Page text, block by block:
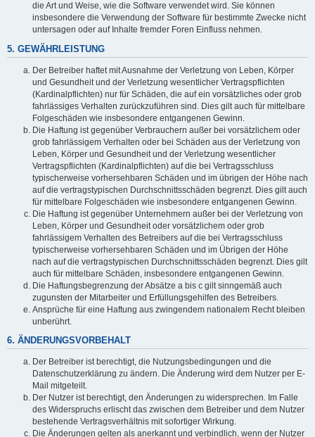
die Art und Weise, wie die Software verwendet wird. Sie können
insbesondere die Verwendung der Software für bestimmte Zwecke nicht
untersagen oder auf Inhalte fremder Foren Einfluss nehmen.
5. GEWÄHRLEISTUNG
Der Betreiber haftet mit Ausnahme der Verletzung von Leben, Körper
und Gesundheit und der Verletzung wesentlicher Vertragspflichten
(Kardinalpflichten) nur für Schäden, die auf ein vorsätzliches oder grob
fahrlässiges Verhalten zurückzuführen sind. Dies gilt auch für mittelbare
Folgeschäden wie insbesondere entgangenen Gewinn.
Die Haftung ist gegenüber Verbrauchern außer bei vorsätzlichem oder
grob fahrlässigem Verhalten oder bei Schäden aus der Verletzung von
Leben, Körper und Gesundheit und der Verletzung wesentlicher
Vertragspflichten (Kardinalpflichten) auf die bei Vertragsschluss
typischerweise vorhersehbaren Schäden und im übrigen der Höhe nach
auf die vertragstypischen Durchschnittsschäden begrenzt. Dies gilt auch
für mittelbare Folgeschäden wie insbesondere entgangenen Gewinn.
Die Haftung ist gegenüber Unternehmern außer bei der Verletzung von
Leben, Körper und Gesundheit oder vorsätzlichem oder grob
fahrlässigem Verhalten des Betreibers auf die bei Vertragsschluss
typischerweise vorhersehbaren Schäden und im Übrigen der Höhe
nach auf die vertragstypischen Durchschnittsschäden begrenzt. Dies gilt
auch für mittelbare Schäden, insbesondere entgangenen Gewinn.
Die Haftungsbegrenzung der Absätze a bis c gilt sinngemäß auch
zugunsten der Mitarbeiter und Erfüllungsgehilfen des Betreibers.
Ansprüche für eine Haftung aus zwingendem nationalem Recht bleiben
unberührt.
6. ÄNDERUNGSVORBEHALT
Der Betreiber ist berechtigt, die Nutzungsbedingungen und die
Datenschutzerklärung zu ändern. Die Änderung wird dem Nutzer per E-
Mail mitgeteilt.
Der Nutzer ist berechtigt, den Änderungen zu widersprechen. Im Falle
des Widerspruchs erlischt das zwischen dem Betreiber und dem Nutzer
bestehende Vertragsverhältnis mit sofortiger Wirkung.
Die Änderungen gelten als anerkannt und verbindlich, wenn der Nutzer